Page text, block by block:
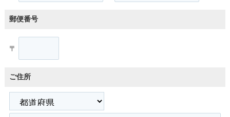
郵便番号
〒
ご住所